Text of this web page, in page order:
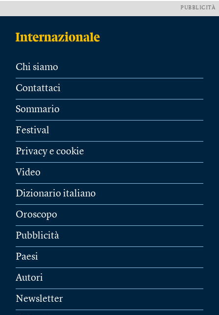
PUBBLICITÀ
Chi siamo
Contattaci
Sommario
Festival
Privacy e cookie
Video
Dizionario italiano
Oroscopo
Pubblicità
Paesi
Autori
Newsletter